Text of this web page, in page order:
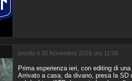
inviato il 30 Novembre 2025 ore 11:39
Prima esperienza ieri, con editing di
Arrivato a casa, da divano, presa la